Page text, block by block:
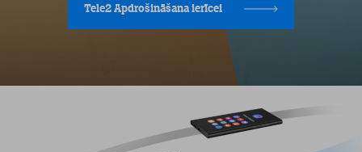
Tele2 Apdrošināšana ierīcei